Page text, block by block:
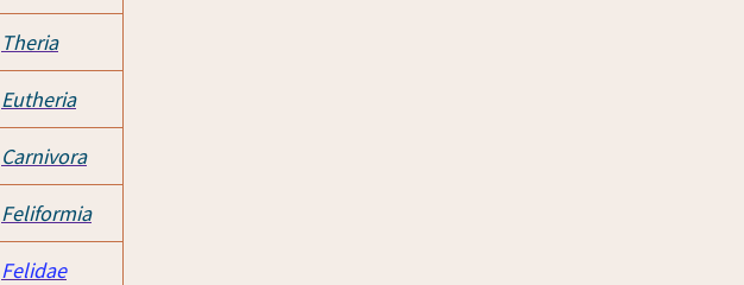
Theria
Eutheria
Carnivora
Feliformia
Felidae